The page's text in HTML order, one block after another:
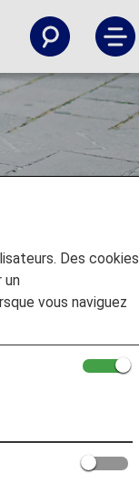
de la vue.
Des cookies
un
vous naviguez